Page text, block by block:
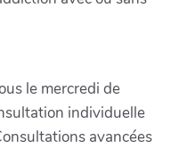
le mercredi de
individuelle
avancées